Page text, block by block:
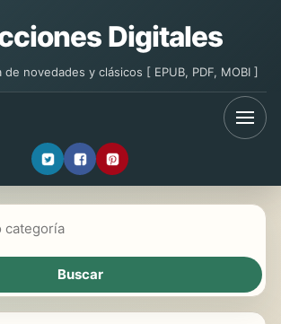
Digitales
novedades y clásicos [ EPUB, PDF, MOBI ]